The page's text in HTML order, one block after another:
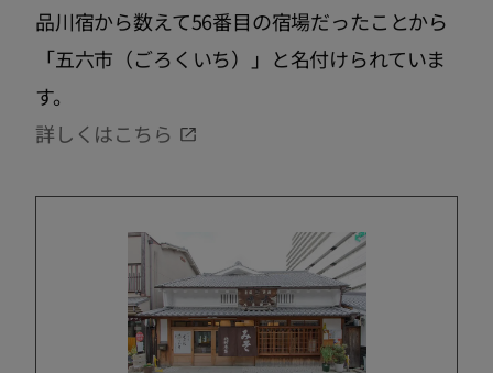
品川宿から数えて56番目の宿場だったことから
「五六市（ごろくいち）」と名付けられていま
す。
詳しくはこちら